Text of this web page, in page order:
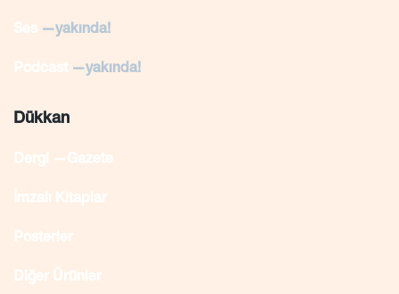
Ses —yakında!
Podcast —yakında!
Dükkan
Dergi —Gazete
İmzalı Kitaplar
Posterler
Diğer Ürünler